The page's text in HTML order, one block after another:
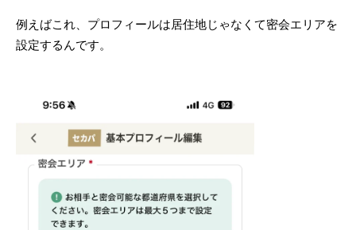
例えばこれ、プロフィールは居住地じゃなくて密会エリアを
設定するんです。